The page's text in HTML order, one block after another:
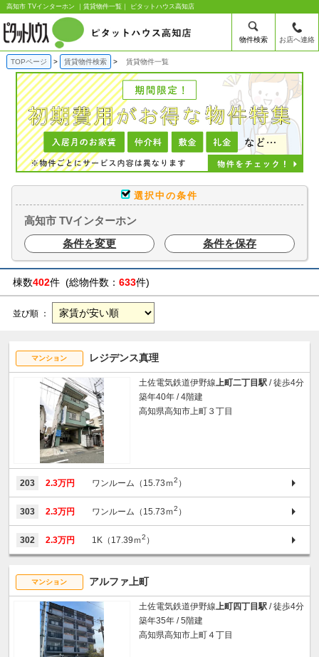
高知市 TVインターホン ｜賃貸物件一覧｜ ピタットハウス高知店
物件検索 お店へ連絡
TOPページ 賃貸物件検索 賃貸物件一覧
選択中の条件
高知市 TVインターホン
条件を変更
条件を保存
棟数402件 (総物件数： 633件)
並び順 ：
マンション レジデンス真理
土佐電気鉄道伊野線上町二丁目駅 / 徒歩4分
築年40年 / 4階建
高知県高知市上町３丁目
203 2.3万円 ワンルーム（15.73ｍ2 ）
303 2.3万円 ワンルーム（15.73ｍ2 ）
302 2.3万円 1K（17.39ｍ2 ）
マンション アルファ上町
土佐電気鉄道伊野線上町四丁目駅 / 徒歩4分
築年35年 / 5階建
高知県高知市上町４丁目